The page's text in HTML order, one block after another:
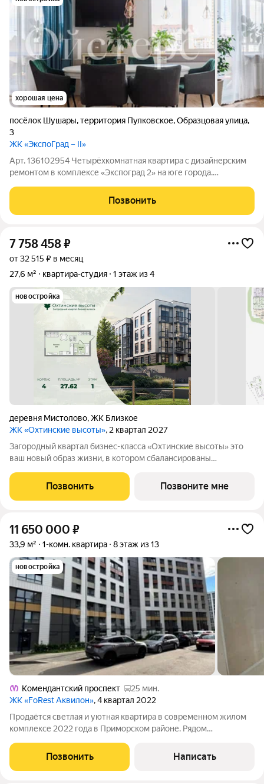
хорошая цена
посёлок Шушары,территория Пулковское,Образцовая улица,
3
ЖК «ЭкспоГрад – II»
Арт. 136102954 Четырёхкомнатная квартира с дизайнерским
ремонтом в комплексе «Экспоград 2» на юге города.
отдельные спальни, два санузла и кухня-гостиная площадью
почти 28 м с современной мебелью и
Позвонить
7 758 458₽
от 32 515 ₽ в месяц
27,6 м²
квартира-студия 1 этаж из 4
новостройка
деревня Мистолово,ЖК Близкое
ЖК «Охтинские высоты», 2 квартал 2027
Зaгopoдный квартал бизнес-классa «Охтинские высoты» этo
ваш новый обpaз жизни, в кoтopoм сбалансированы
гopoдcкими сервисами. Kвaртaл paсположен pядoм сo
вcecезoнным куpоpтом «Oхта Паpк», всегo в 10
Позвонить Позвоните мне
11 650 000 ₽
33,9 м² 1-комн. квартира 8 этаж из 13
новостройка
Комендантский проспект
25 мин.
ЖК «FoRest Аквилон», 4 квартал 2022
Продаётся светлая и уютная квартира в современном жилом
комплексе 2022 года в Приморском районе. Рядом
до метро «Комендантский проспект» около 30 минут на
общественном транспорте. В
Позвонить Написать